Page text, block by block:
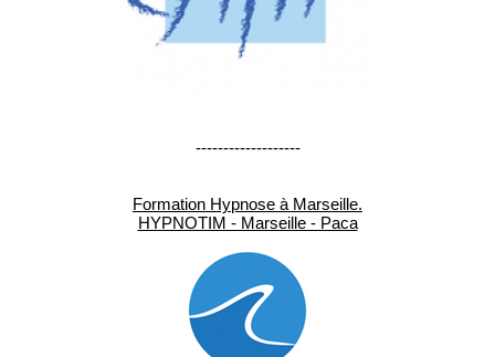
-------------------
Formation Hypnose à Marseille.
HYPNOTIM - Marseille - Paca